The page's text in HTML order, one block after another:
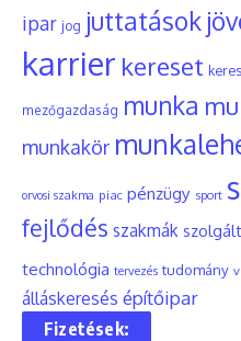
ipar jog juttatások
karrier kereset
mezőgazdaság munka
munkakör
orvosi szakma piac pénzügy sport
fejlődés szakmák
technológia tervezés tudomány
álláskeresés építőipar
Fizetések: